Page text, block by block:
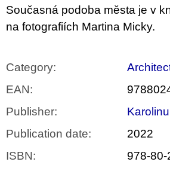
Současná podoba města je v
na fotografiích Martina Micky.
Category:
EAN:
Publisher:
Publication date:
2022
ISBN:
978-